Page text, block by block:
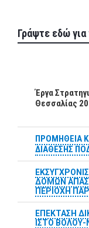
Έργα
Θεσσαλίας
ΠΡΟΜΗΘΕΙΑ
ΔΙΑΘΕΣΗΣ
ΔΟΜΩΝ
ΠΕΡΙΟΧΗ
ΕΠΕΚΤΑΣΗ
ΙΣΤΟ ΒΟΛΟΥ-